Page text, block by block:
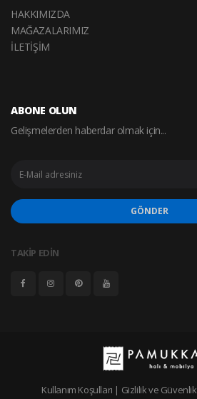
HAKKIMIZDA
MAĞAZALARIMIZ
İLETİŞİM
ABONE OLUN
Gelişmelerden haberdar olmak için...
GÖNDER
TAKİP EDİN
Kullanım Koşulları | Gizlilik ve Güvenlik